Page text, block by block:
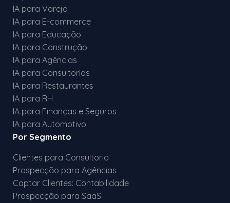
IA para Varejo
IA para E-commerce
IA para Educação
IA para Construção
IA para Agências
IA para Consultorias
IA para Restaurantes
IA para RH
IA para Finanças e Seguros
IA para Automotivo
Por Segmento
Clientes para Consultoria
Prospecção para Agências
Captar Clientes: Contabilidade
Prospecção para SaaS